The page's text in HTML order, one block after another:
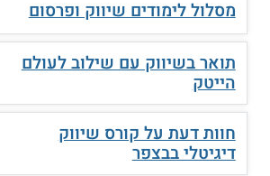
מסלול לימודים שיווק ופרסום
תואר בשיווק עם שילוב לעולם
הייטק
חוות דעת על קורס שיווק
דיגיטלי בבצפר